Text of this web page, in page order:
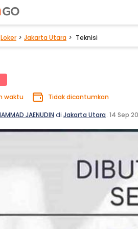
Loker Jakarta Utara Teknisi
waktu Tidak dicantumkan
JAENUDIN di Jakarta Utara. 14 Sep